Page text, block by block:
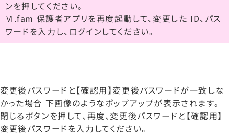
ンを押してください。
Ⅵ.fam 保護者アプリを再度起動して、変更した ID、パス
ワードを入力し、ログインしてください。
変更後パスワードと【確認用】変更後パスワードが一致しな
かった場合 下画像のようなポップアップが表示されます。
閉じるボタンを押して、再度、変更後パスワードと【確認用】
変更後パスワードを入力してください。